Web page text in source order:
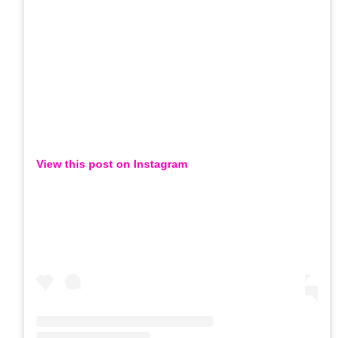
View this post on Instagram